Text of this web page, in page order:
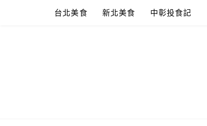
台北美食 新北美食 中彰投食記